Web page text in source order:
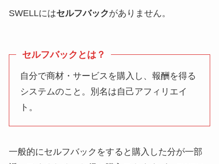
SWELLにはセルフバックがありません。
セルフバックとは？
自分で商材・サービスを購入し、報酬を得る
システムのこと。別名は自己アフィリエイ
ト。
一般的にセルフバックをすると購入した分が一部